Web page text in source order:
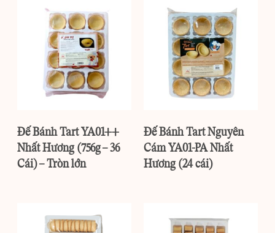
Đế Bánh Tart YA01++
Nhất Hương (756g – 36
Cái) – Tròn lớn
Đế Bánh Tart Nguyên
Cám YA01-PA Nhất
Hương (24 cái)